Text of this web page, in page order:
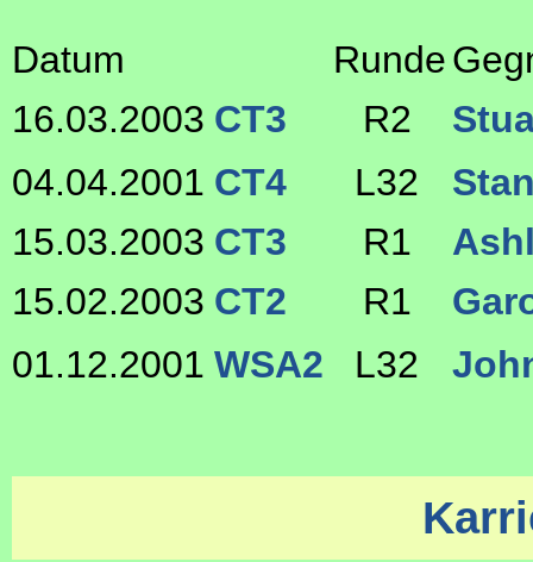
Datum Runde
16.03.2003 CT3 R2
04.04.2001 CT4 L32
15.03.2003 CT3 R1
15.02.2003 CT2 R1
01.12.2001 WSA2 L32